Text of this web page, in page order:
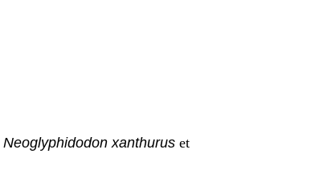
Neoglyphidodon xanthurus et